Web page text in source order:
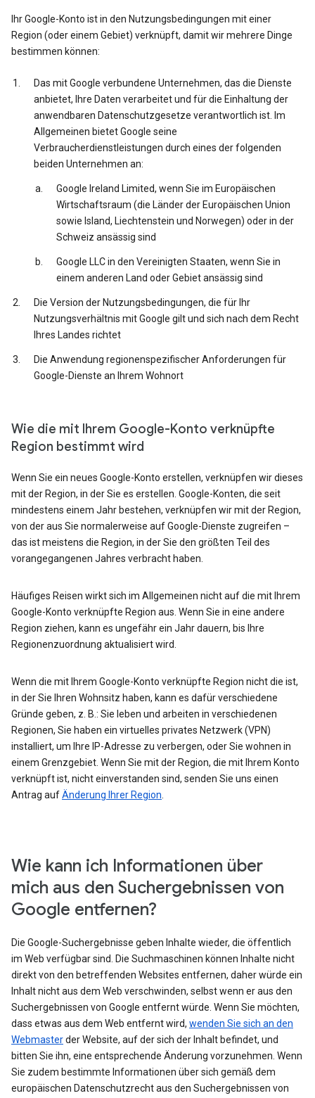
Ihr Google-Konto ist in den Nutzungsbedingungen mit einer
Region (oder einem Gebiet) verknüpft, damit wir mehrere Dinge
bestimmen können:
Das mit Google verbundene Unternehmen, das die Dienste
anbietet, Ihre Daten verarbeitet und für die Einhaltung der
anwendbaren Datenschutzgesetze verantwortlich ist. Im
Allgemeinen bietet Google seine
Verbraucherdienstleistungen durch eines der folgenden
beiden Unternehmen an:
Google Ireland Limited, wenn Sie im Europäischen
Wirtschaftsraum (die Länder der Europäischen Union
sowie Island, Liechtenstein und Norwegen) oder in der
Schweiz ansässig sind
Google LLC in den Vereinigten Staaten, wenn Sie in
einem anderen Land oder Gebiet ansässig sind
Die Version der Nutzungsbedingungen, die für Ihr
Nutzungsverhältnis mit Google gilt und sich nach dem Recht
Ihres Landes richtet
Die Anwendung regionenspezifischer Anforderungen für
Google-Dienste an Ihrem Wohnort
Wie die mit Ihrem Google-Konto verknüpfte
Region bestimmt wird
Wenn Sie ein neues Google-Konto erstellen, verknüpfen wir dieses
mit der Region, in der Sie es erstellen. Google-Konten, die seit
mindestens einem Jahr bestehen, verknüpfen wir mit der Region,
von der aus Sie normalerweise auf Google-Dienste zugreifen –
das ist meistens die Region, in der Sie den größten Teil des
vorangegangenen Jahres verbracht haben.
Häufiges Reisen wirkt sich im Allgemeinen nicht auf die mit Ihrem
Google-Konto verknüpfte Region aus. Wenn Sie in eine andere
Region ziehen, kann es ungefähr ein Jahr dauern, bis Ihre
Regionenzuordnung aktualisiert wird.
Wenn die mit Ihrem Google-Konto verknüpfte Region nicht die ist,
in der Sie Ihren Wohnsitz haben, kann es dafür verschiedene
Gründe geben, z. B.: Sie leben und arbeiten in verschiedenen
Regionen, Sie haben ein virtuelles privates Netzwerk (VPN)
installiert, um Ihre IP-Adresse zu verbergen, oder Sie wohnen in
einem Grenzgebiet. Wenn Sie mit der Region, die mit Ihrem Konto
verknüpft ist, nicht einverstanden sind, senden Sie uns einen
Antrag aufÄnderung Ihrer Region
Wie kann ich Informationen über
mich aus den Suchergebnissen von
Google entfernen?
Die Google-Suchergebnisse geben Inhalte wieder, die öffentlich
im Web verfügbar sind. Die Suchmaschinen können Inhalte nicht
direkt von den betreffenden Websites entfernen, daher würde ein
Inhalt nicht aus dem Web verschwinden, selbst wenn er aus den
Suchergebnissen von Google entfernt würde. Wenn Sie möchten,
dass etwas aus dem Web entfernt wird, wenden Sie sich an den
Webmasterder Website, auf der sich der Inhalt befindet, und
bitten Sie ihn, eine entsprechende Änderung vorzunehmen. Wenn
Sie zudem bestimmte Informationen über sich gemäß dem
europäischen Datenschutzrecht aus den Suchergebnissen von